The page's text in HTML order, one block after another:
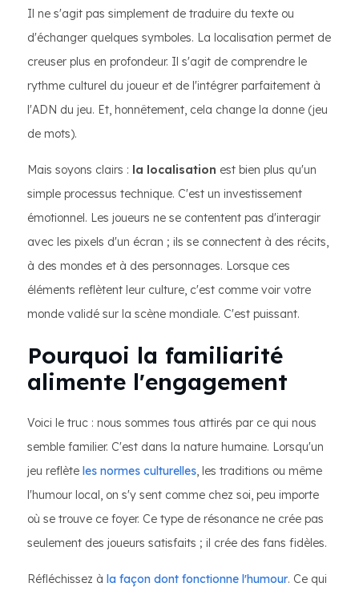
Il ne s'agit pas simplement de traduire du texte ou
d'échanger quelques symboles. La localisation permet de
creuser plus en profondeur. Il s'agit de comprendre le
rythme culturel du joueur et de l'intégrer parfaitement à
l'ADN du jeu. Et, honnêtement, cela change la donne (jeu
de mots).
Mais soyons clairs : la localisation est bien plus qu'un
simple processus technique. C'est un investissement
émotionnel. Les joueurs ne se contentent pas d'interagir
avec les pixels d'un écran ; ils se connectent à des récits,
à des mondes et à des personnages. Lorsque ces
éléments reflètent leur culture, c'est comme voir votre
monde validé sur la scène mondiale. C'est puissant.
Pourquoi la familiarité
alimente l'engagement
Voici le truc : nous sommes tous attirés par ce qui nous
semble familier. C'est dans la nature humaine. Lorsqu'un
jeu reflète les normes culturelles, les traditions ou même
l'humour local, on s'y sent comme chez soi, peu importe
où se trouve ce foyer. Ce type de résonance ne crée pas
seulement des joueurs satisfaits ; il crée des fans fidèles.
Réfléchissez à la façon dont fonctionne l'humour. Ce qui